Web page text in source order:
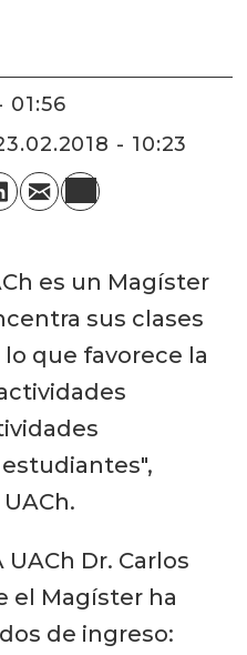
01:56
23.02.2018 - 10:23
es un Magíster
sus clases
que favorece la
Dr. Carlos
el Magíster ha
de ingreso: